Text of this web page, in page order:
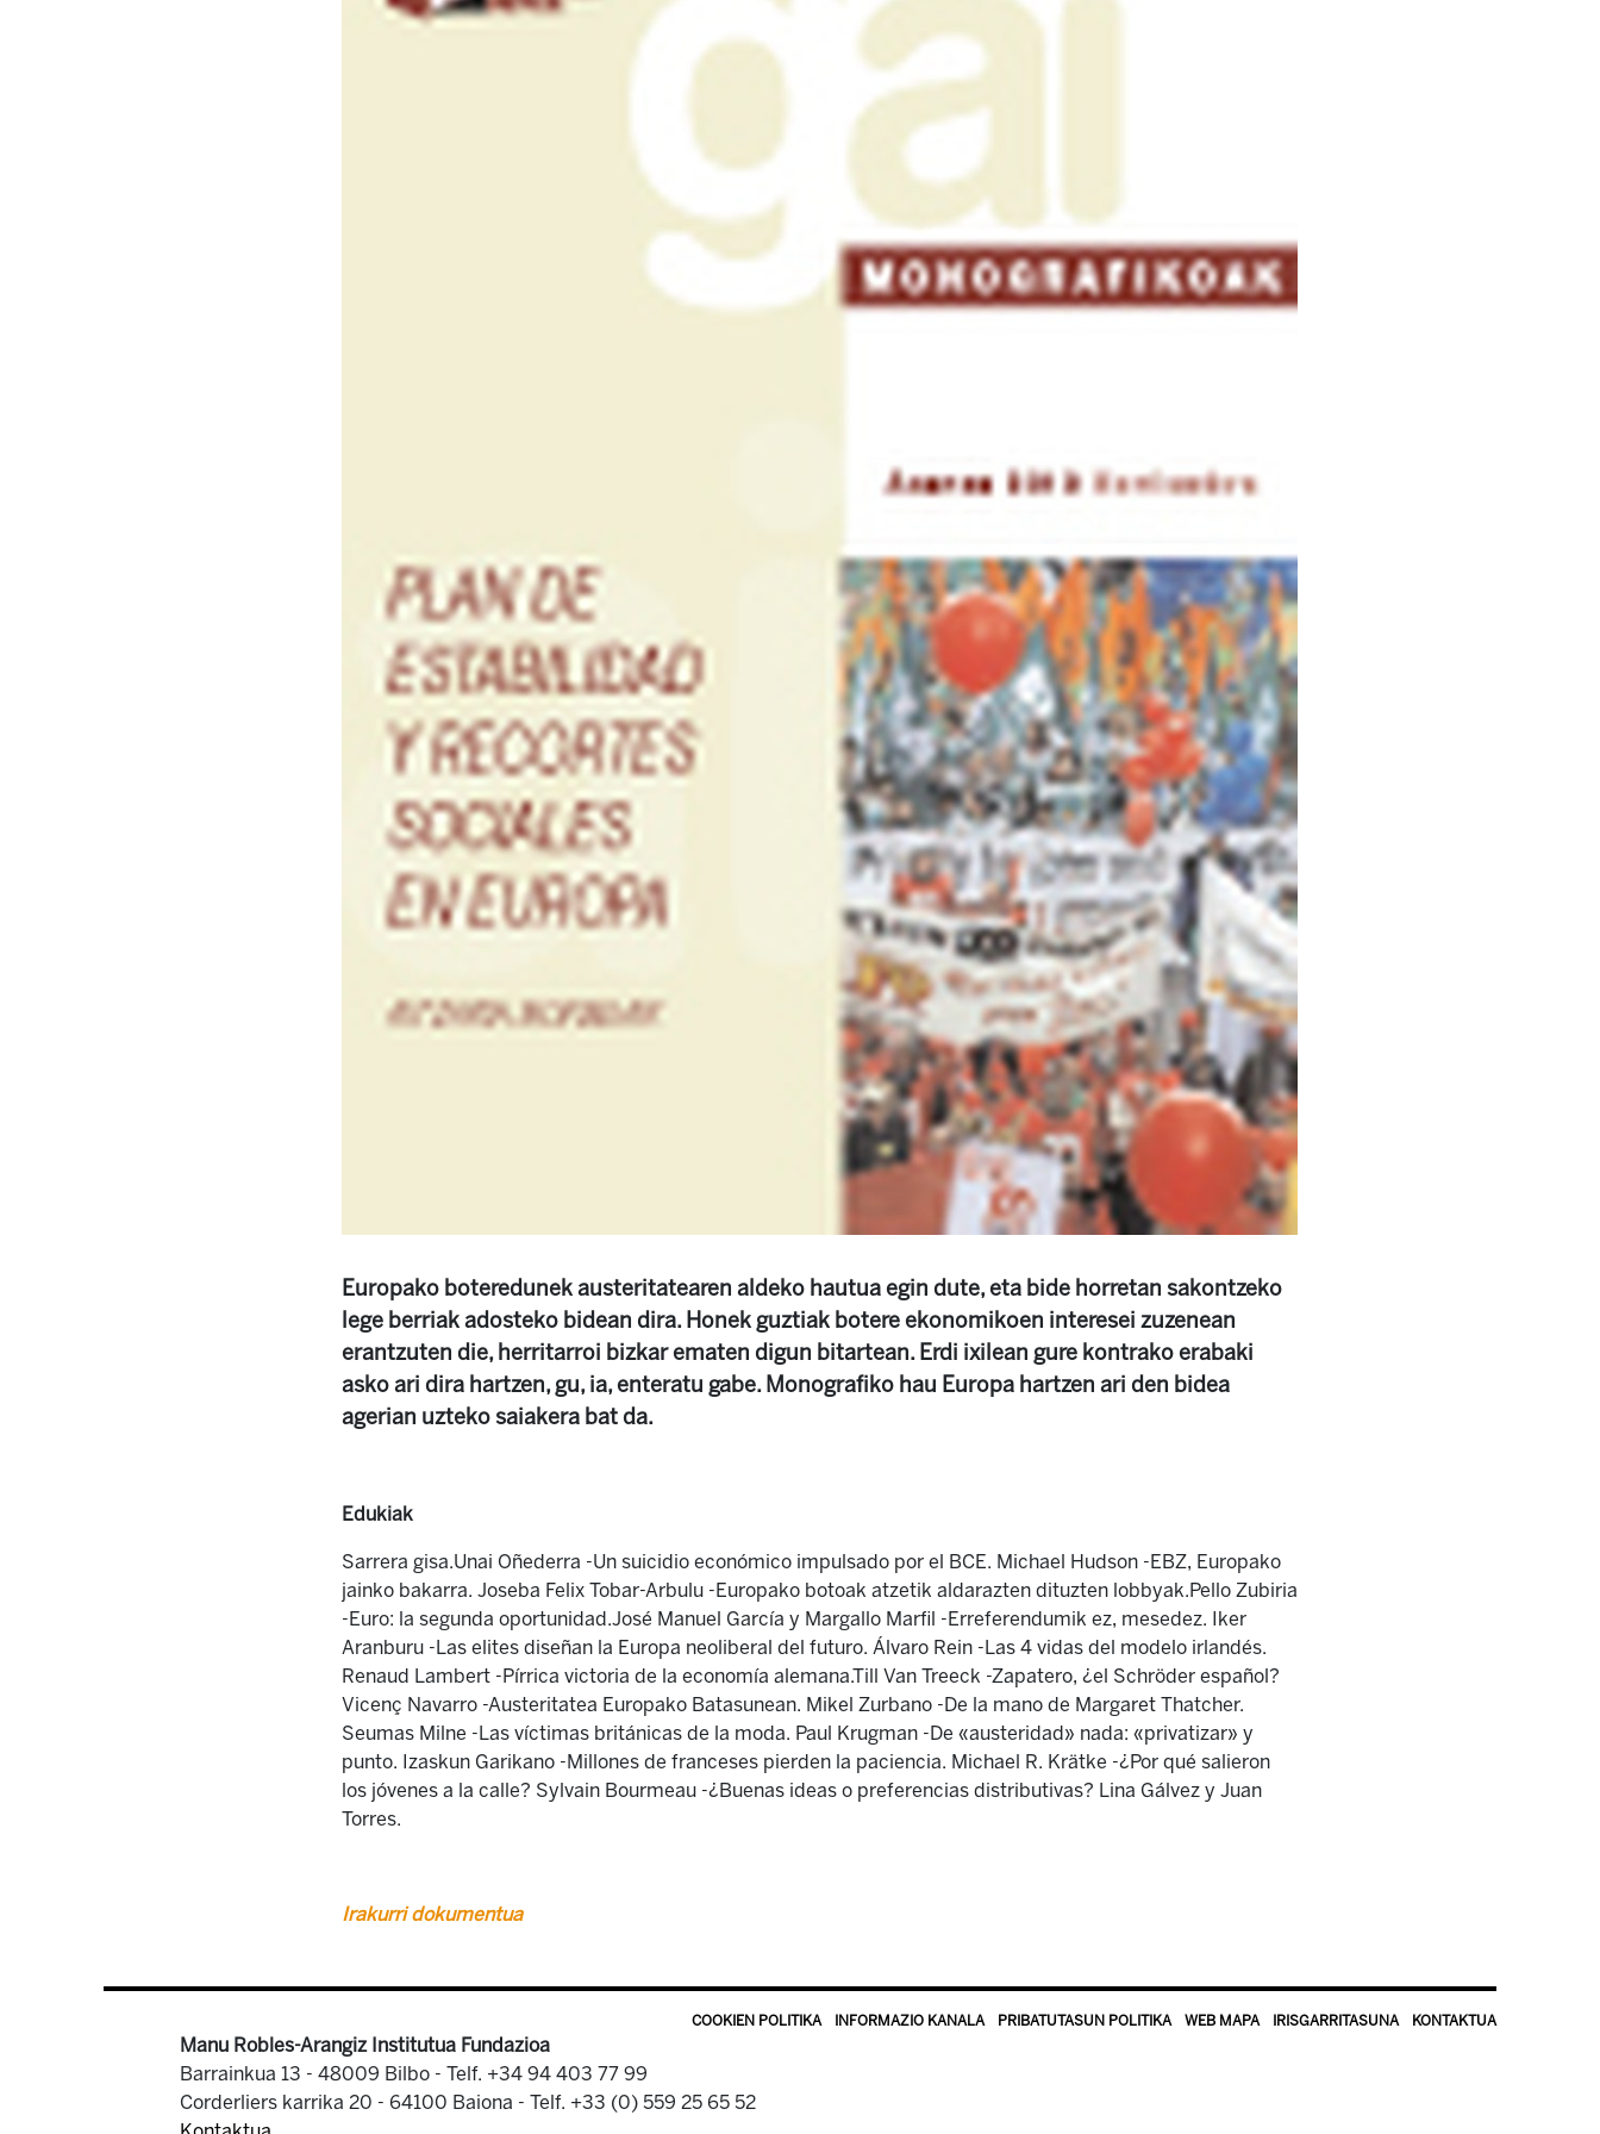
Europako boteredunek austeritatearen aldeko hautua egin dute, eta bide horretan sakontzeko
lege berriak adosteko bidean dira. Honek guztiak botere ekonomikoen interesei zuzenean
erantzuten die, herritarroi bizkar ematen digun bitartean. Erdi ixilean gure kontrako erabaki
asko ari dira hartzen, gu, ia, enteratu gabe. Monografiko hau Europa hartzen ari den bidea
agerian uzteko saiakera bat da.
Edukiak
Sarrera gisa.Unai Oñederra -Un suicidio económico impulsado por el BCE. Michael Hudson -EBZ, Europako
jainko bakarra. Joseba Felix Tobar-Arbulu -Europako botoak atzetik aldarazten dituzten lobbyak.Pello Zubiria
-Euro: la segunda oportunidad.José Manuel García y Margallo Marfil -Erreferendumik ez, mesedez. Iker
Aranburu -Las elites diseñan la Europa neoliberal del futuro. Álvaro Rein -Las 4 vidas del modelo irlandés.
Renaud Lambert -Pírrica victoria de la economía alemana.Till Van Treeck -Zapatero, ¿el Schröder español?
Vicenç Navarro -Austeritatea Europako Batasunean. Mikel Zurbano -De la mano de Margaret Thatcher.
Seumas Milne -Las víctimas británicas de la moda. Paul Krugman -De «austeridad» nada: «privatizar» y
punto. Izaskun Garikano -Millones de franceses pierden la paciencia. Michael R. Krätke -¿Por qué salieron
los jóvenes a la calle? Sylvain Bourmeau -¿Buenas ideas o preferencias distributivas? Lina Gálvez y Juan
Torres.
Irakurri dokumentua
COOKIEN POLITIKA INFORMAZIO KANALA PRIBATUTASUN POLITIKA WEB MAPA IRISGARRITASUNA KONTAKTUA
Manu Robles-Arangiz Institutua Fundazioa
Barrainkua 13 - 48009 Bilbo - Telf. +34 94 403 77 99
Corderliers karrika 20 - 64100 Baiona - Telf. +33 (0) 559 25 65 52